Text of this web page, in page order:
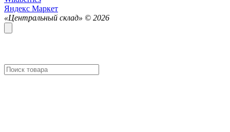
Яндекс Маркет
«Центральный склад» © 2026